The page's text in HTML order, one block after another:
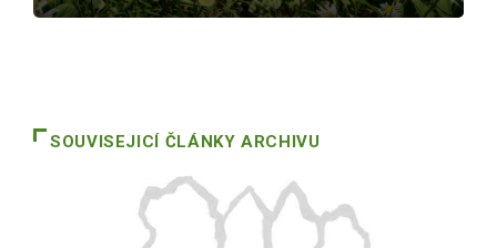
SOUVISEJICÍ ČLÁNKY ARCHIVU